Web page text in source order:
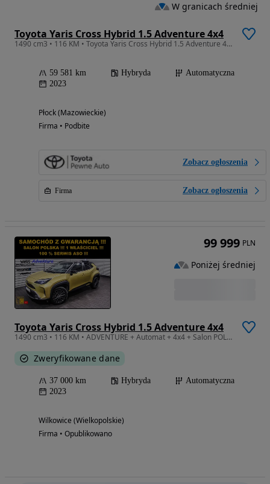
Toyota Yaris Cross Hybrid 1.5 Adventure 4x4
1490 cm3 • 116 KM • Toyota Yaris Cross Hybrid 1.5 Adventure 4x4
59 581 km Hybryda
Automatyczna
2023
Płock (Mazowieckie)
Firma • Podbite
Zobacz ogłoszenia
Firma Zobacz ogłoszenia
W granicach średniej
Toyota Yaris Cross Hybrid 1.5 Adventure 4x4
1490 cm3 • 116 KM • ADVENTURE + Automat + 4x4 + Salon POLSKA + 100% Serwis TOYOTA + 1 WŁ
Zweryfikowane dane
37 000 km Hybryda
Automatyczna
2023
Wilkowice (Wielkopolskie)
Firma • Opublikowano
99 999 PLN
Poniżej średniej